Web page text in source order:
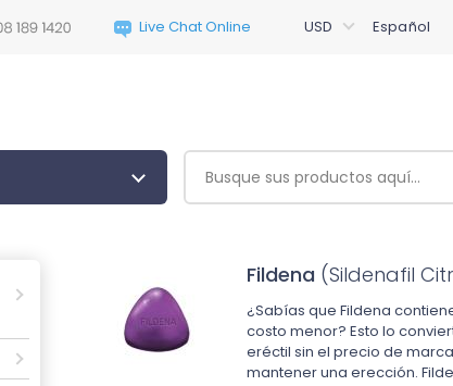
Fildena (Sildenafil
¿Sabías que Fildena
costo menor? Esto lo
eréctil sin el precio de
mantener una erección.